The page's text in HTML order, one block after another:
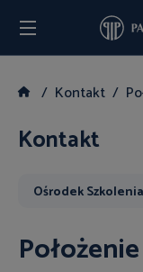
Kontakt
Kontakt
Ośrodek Szkolenia